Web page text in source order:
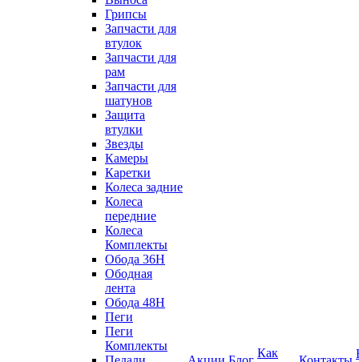
Грипсы
Запчасти для
втулок
Запчасти для
рам
Запчасти для
шатунов
Защита
втулки
Звезды
Камеры
Каретки
Колеса задние
Колеса
передние
Колеса
Комплекты
Обода 36H
Ободная
лента
Обода 48H
Пеги
Пеги
Комплекты
Как